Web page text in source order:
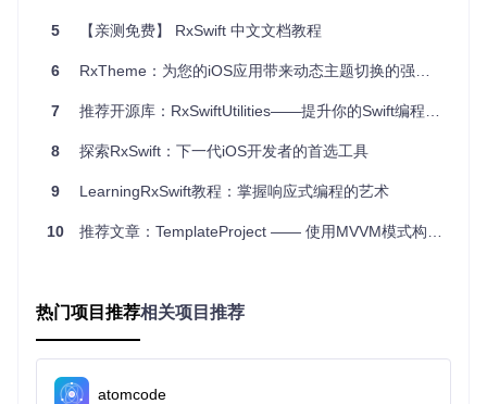
全面性：项目包含了从基础学习资料到高级应用实例的所
实用性：提供的开源应用和库都是经过精心挑选的，能够
社区支持：项目不仅提供了丰富的资源，还鼓励开发者参
持续更新：作为一个活跃的开源项目，Awesome-RxSwift
会定期更新，确保资源的时效性和先进性。
那么Awesome-RxSwift项目绝对是你不可错过的宝库。它将带
awesome-rxswift
5 【亲测免费】 RxSwift 中文文档教程
6 RxTheme：为您的iOS应用带来动态主题切换的强大工具
7 推荐开源库：RxSwiftUtilities——提升你的Swift编程体验
8 探索RxSwift：下一代iOS开发者的首选工具
9 LearningRxSwift教程：掌握响应式编程的艺术
10 推荐文章：TemplateProject —— 使用MVVM模式构建的货币汇率应用
热门项目推荐相关项目推荐
atomcode